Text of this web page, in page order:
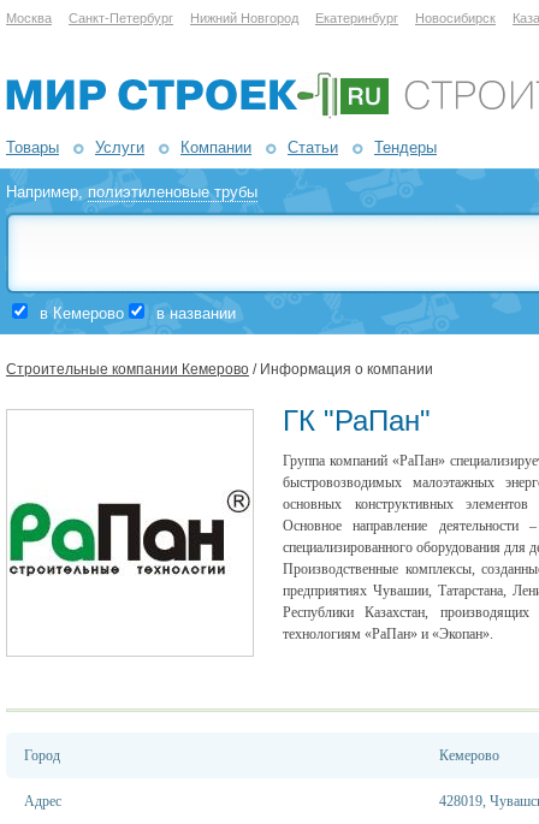
Москва Санкт-Петербург Нижний Новгород Екатеринбург Новосибирск
Товары Услуги Компании Статьи Тендеры
Например,полиэтиленовые трубы
в Кемерово в названии
Строительные компании Кемерово / Информация о компании
ГК "РаПан"
Группа компаний «РаПан»
быстровозводимых малоэтажных
основных конструктивных
Основное направление деятельности
специализированного оборудования для
Производственные комплексы,
предприятиях Чувашии, Татарстана,
Республики Казахстан,
технологиям «РаПан» и «Экопан».
Город Кемерово
Адрес 428019,